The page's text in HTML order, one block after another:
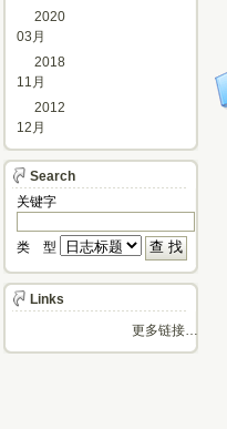
2020
03月
2018
11月
2012
12月
Search
关键字
类 型
Links
更多链接…